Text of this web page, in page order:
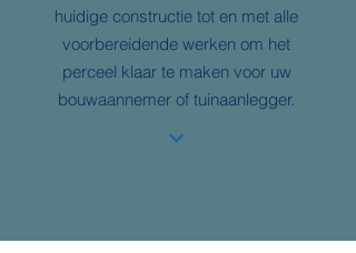
huidige constructie tot en met alle
voorbereidende werken om het
perceel klaar te maken voor uw
bouwaannemer of tuinaanlegger.